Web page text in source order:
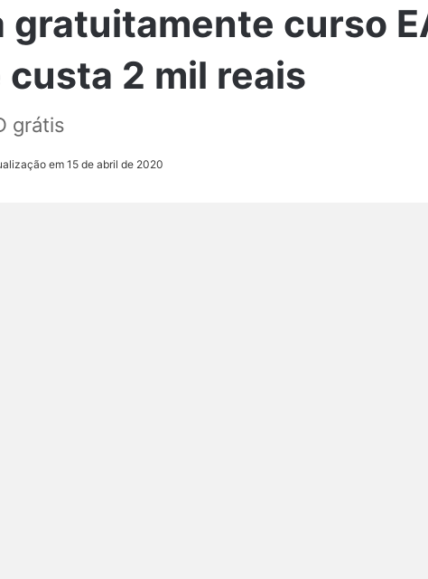
gratuitamente curso
2 mil reais
grátis
em 15 de abril de 2020